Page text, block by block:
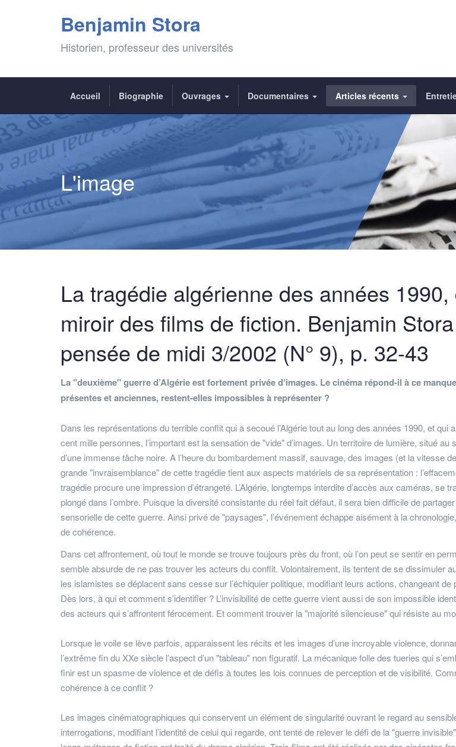
Benjamin Stora
Historien, professeur des universités
Accueil Biographie Ouvrages Documentaires Articles récents
L'image
La tragédie algérienne des années 1990,
miroir des films de fiction. Benjamin
pensée de midi 3/2002 (N° 9), p. 32-43
La "deuxième" guerre d’Algérie est fortement privée d’images. Le cinéma répond-il à ce
présentes et anciennes, restent-elles impossibles à représenter ?
Dans les représentations du terrible conflit qui a secoué l’Algérie tout au long des années 1990, et qui
cent mille personnes, l’important est la sensation de "vide" d’images. Un territoire de lumière, situé
d’une immense tâche noire. A l’heure du bombardement massif, sauvage, des images (et la vitesse
grande "invraisemblance" de cette tragédie tient aux aspects matériels de sa représentation :
tragédie procure une impression d’étrangeté. L’Algérie, longtemps interdite d’accès aux caméras, se
plongé dans l’ombre. Puisque la diversité consistante du réel fait défaut, il sera bien difficile de
sensorielle de cette guerre. Ainsi privé de "paysages", l’événement échappe aisément à la
de cohérence.
Dans cet affrontement, où tout le monde se trouve toujours près du front, où l’on peut se sentir en
semble absurde de ne pas trouver les acteurs du conflit. Volontairement, ils tentent de se dissimuler
les islamistes se déplacent sans cesse sur l’échiquier politique, modifiant leurs actions, changeant de
Dès lors, à qui et comment s’identifier ? L’invisibilité de cette guerre vient aussi de son impossible
des acteurs qui s’affrontent férocement. Et comment trouver la "majorité silencieuse" qui résiste au
Lorsque le voile se lève parfois, apparaissent les récits et les images d’une incroyable violence,
l’extrême fin du XXe siècle l’aspect d’un "tableau" non figuratif. La mécanique folle des tueries qui
finir est un spasme de violence et de défis à toutes les lois connues de perception et de visibilité.
cohérence à ce conflit ?
Les images cinématographiques qui conservent un élément de singularité ouvrant le regard au
interrogations, modifiant l’identité de celui qui regarde, ont tenté de relever le défi de la "guerre